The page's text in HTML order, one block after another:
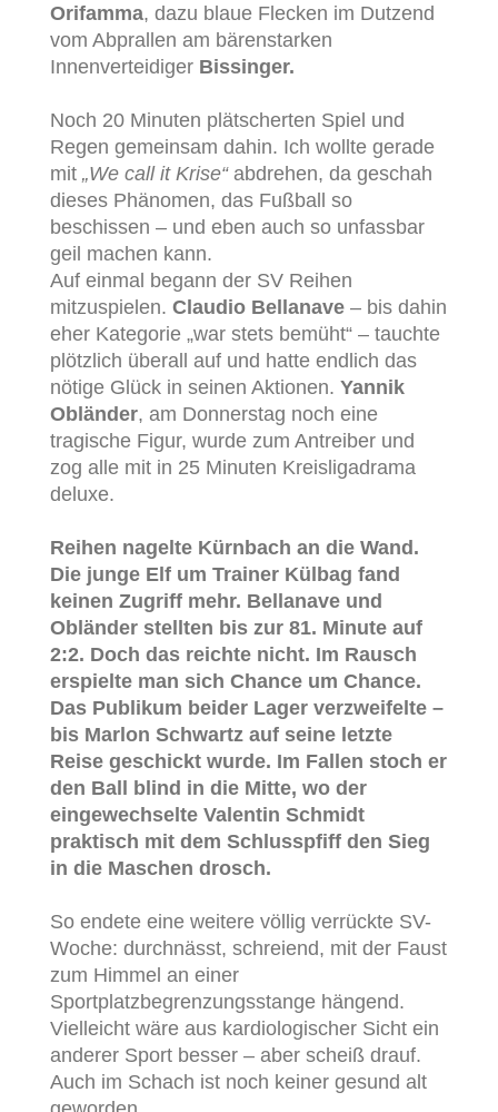
Orifamma, dazu blaue Flecken im Dutzend
vom Abprallen am bärenstarken
Innenverteidiger Bissinger.
Noch 20 Minuten plätscherten Spiel und
Regen gemeinsam dahin. Ich wollte gerade
mit „We call it Krise“abdrehen, da geschah
dieses Phänomen, das Fußball so
beschissen – und eben auch so unfassbar
geil machen kann.
Auf einmal begann der SV Reihen
mitzuspielen. Claudio Bellanave – bis dahin
eher Kategorie „war stets bemüht“ – tauchte
plötzlich überall auf und hatte endlich das
nötige Glück in seinen Aktionen. Yannik
Obländer, am Donnerstag noch eine
tragische Figur, wurde zum Antreiber und
zog alle mit in 25 Minuten Kreisligadrama
deluxe.
Reihen nagelte Kürnbach an die Wand.
Die junge Elf um Trainer Külbag fand
keinen Zugriff mehr. Bellanave und
Obländer stellten bis zur 81. Minute auf
2:2. Doch das reichte nicht. Im Rausch
erspielte man sich Chance um Chance.
Das Publikum beider Lager verzweifelte –
bis Marlon Schwartz auf seine letzte
Reise geschickt wurde. Im Fallen stoch er
den Ball blind in die Mitte, wo der
eingewechselte Valentin Schmidt
praktisch mit dem Schlusspfiff den Sieg
in die Maschen drosch.
So endete eine weitere völlig verrückte SV-
Woche: durchnässt, schreiend, mit der Faust
zum Himmel an einer
Sportplatzbegrenzungsstange hängend.
Vielleicht wäre aus kardiologischer Sicht ein
anderer Sport besser – aber scheiß drauf.
Auch im Schach ist noch keiner gesund alt